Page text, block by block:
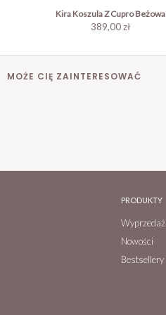
Kira Koszula Z Cupro Beżowa
389,00 zł
MOŻE CIĘ ZAINTERESOWAĆ
PRODUKTY
Wyprzedaż
Nowości
Bestsellery